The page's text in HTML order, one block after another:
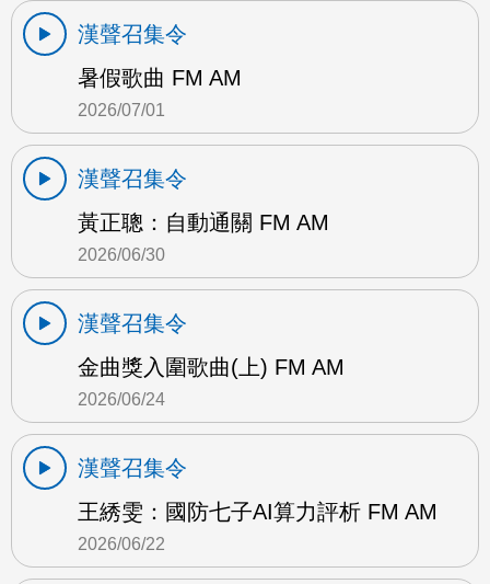
漢聲召集令
暑假歌曲 FM AM
2026/07/01
漢聲召集令
黃正聰：自動通關 FM AM
2026/06/30
漢聲召集令
金曲獎入圍歌曲(上) FM AM
2026/06/24
漢聲召集令
王綉雯：國防七子AI算力評析 FM AM
2026/06/22